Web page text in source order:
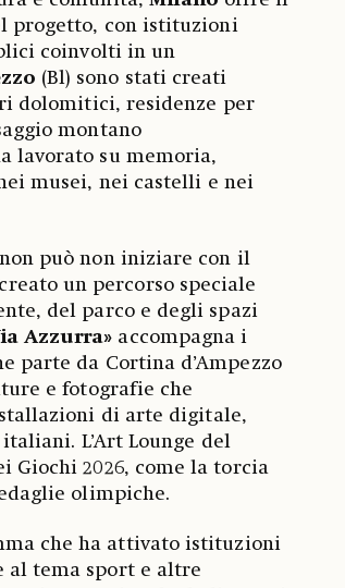
progetto, con istituzioni
coinvolti in un
(Bl) sono stati creati
dolomitici, residenze per
montano
lavorato su memoria,
musei, nei castelli e nei
può non iniziare con il
un percorso speciale
del parco e degli spazi
Azzurra» accompagna i
parte da Cortina d’Ampezzo
e fotografie che
di arte digitale,
L’Art Lounge del
Giochi 2026, come la torcia
olimpiche.
che ha attivato istituzioni
al tema sport e altre